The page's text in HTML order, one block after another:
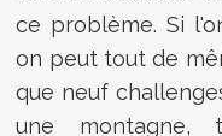
ce problème. Si
on peut tout de
que neuf
une montagne,